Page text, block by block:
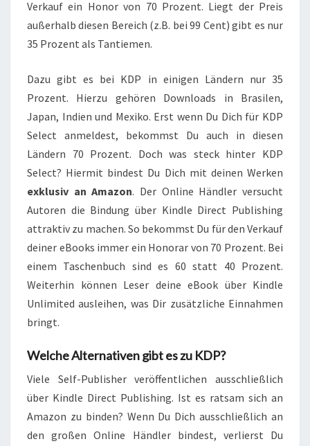
Verkauf ein Honor von 70 Prozent. Liegt der Preis
außerhalb diesen Bereich (z.B. bei 99 Cent) gibt es nur
35 Prozent als Tantiemen.
Dazu gibt es bei KDP in einigen Ländern nur 35
Prozent. Hierzu gehören Downloads in Brasilen,
Japan, Indien und Mexiko. Erst wenn Du Dich für KDP
Select anmeldest, bekommst Du auch in diesen
Ländern 70 Prozent. Doch was steck hinter KDP
Select? Hiermit bindest Du Dich mit deinen Werken
exklusiv an Amazon. Der Online Händler versucht
Autoren die Bindung über Kindle Direct Publishing
attraktiv zu machen. So bekommst Du für den Verkauf
deiner eBooks immer ein Honorar von 70 Prozent. Bei
einem Taschenbuch sind es 60 statt 40 Prozent.
Weiterhin können Leser deine eBook über Kindle
Unlimited ausleihen, was Dir zusätzliche Einnahmen
bringt.
Welche Alternativen gibt es zu KDP?
Viele Self-Publisher veröffentlichen ausschließlich
über Kindle Direct Publishing. Ist es ratsam sich an
Amazon zu binden? Wenn Du Dich ausschließlich an
den großen Online Händler bindest, verlierst Du